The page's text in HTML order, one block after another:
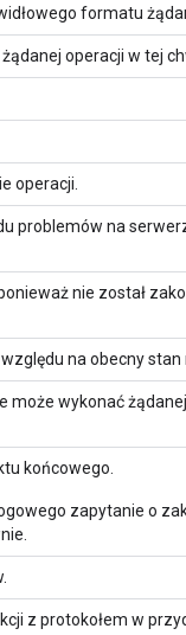
formatu
operacji w tej
operacji.
problemów na
nie został
na obecny stan
może wykonać
końcowego.
zapytanie o
z protokołem w